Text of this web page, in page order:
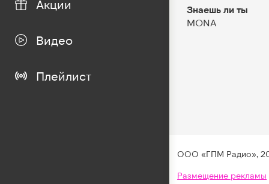
Акции
Видео
Плейлист
Попрошу тебя
Знаешь ли ты
MONA
ООО «ГПМ Радио»,
Размещение рекламы